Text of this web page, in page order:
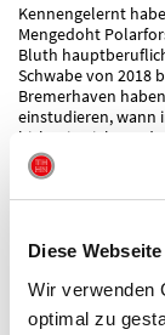
Diese
Wir verwenden
optimal zu
Kennengelernt
Mengedoht
Bluth
Schwabe von 2018
Bremerhaven
einstudieren, wann
bisher in viele
freut sich Juliane
Auftritt am
Salon3 ist genau
DAUER
2 Stunden | inkl.